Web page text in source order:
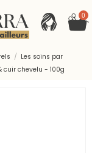
0
Les soins par
cuir chevelu - 100g